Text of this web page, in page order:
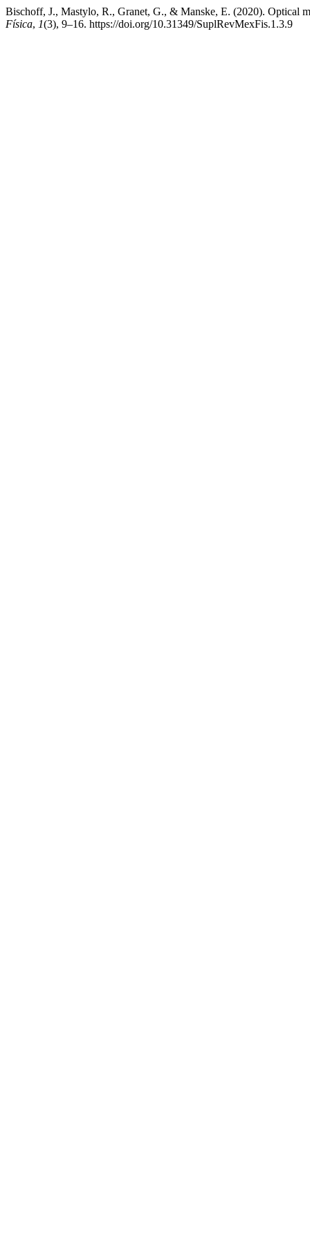
Bischoff, J., Mastylo, R., Granet, G., & Manske, E. (2020). Optical
Física, 1(3), 9–16. https://doi.org/10.31349/SuplRevMexFis.1.3.9